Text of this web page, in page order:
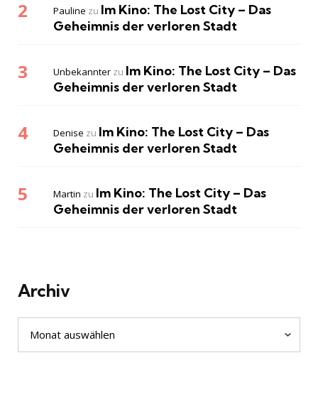
Pauline zu Im Kino: The Lost City – Das
Geheimnis der verloren Stadt
Unbekannter zu Im Kino: The Lost City – Das
Geheimnis der verloren Stadt
Denise zu Im Kino: The Lost City – Das
Geheimnis der verloren Stadt
Martin zu Im Kino: The Lost City – Das
Geheimnis der verloren Stadt
Archiv
Archiv